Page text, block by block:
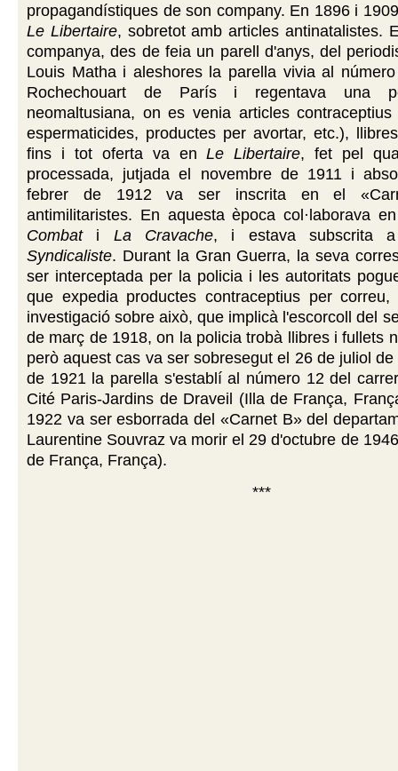
propagandístiques de son company. En 1896 i
Le Libertaire, sobretot amb articles antinatalistes.
companya, des de feia un parell d'anys, del
Louis Matha i aleshores la parella vivia al
Rochechouart de París i regentava una
neomaltusiana, on es venia articles contraceptius
espermaticides, productes per avortar, etc.),
fins i tot oferta va enLe Libertaire, fet pel
processada, jutjada el novembre de 1911 i
febrer de 1912 va ser inscrita en el
antimilitaristes. En aquesta època col·laborava
Combati La Cravache, i estava subscrita
Syndicaliste. Durant la Gran Guerra, la seva
ser interceptada per la policia i les autoritats
que expedia productes contraceptius per correu,
investigació sobre això, que implicà l'escorcoll del
de març de 1918, on la policia trobà llibres i fullets
però aquest cas va ser sobresegut el 26 de juliol
de 1921 la parella s'establí al número 12 del
Cité Paris-Jardins de Draveil (Illa de França,
1922 va ser esborrada del «Carnet B» del
Laurentine Souvraz va morir el 29 d'octubre de
de França, França).
***